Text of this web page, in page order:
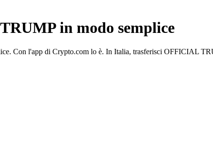
in modo semplice
Con l'app di Crypto.com lo è. In Italia, trasferisci OFFICIAL